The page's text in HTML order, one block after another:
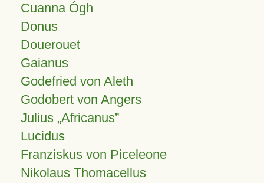
Cuanna Ógh
Donus
Douerouet
Gaianus
Godefried von Aleth
Godobert von Angers
Julius Africanus
Lucidus
Franziskus von Piceleone
Nikolaus Thomacellus